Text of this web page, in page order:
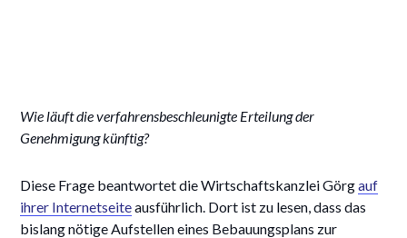
Wie läuft die verfahrensbeschleunigte Erteilung der
Genehmigung künftig?
Diese Frage beantwortet die Wirtschaftskanzlei Görgauf
ihrer Internetseiteausführlich. Dort ist zu lesen, dass das
bislang nötige Aufstellen eines Bebauungsplans zur